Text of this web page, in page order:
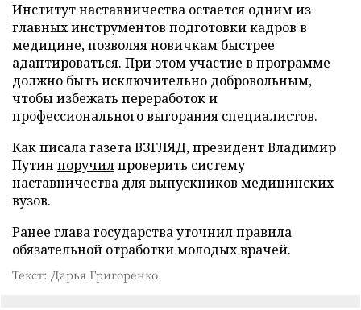
Институт наставничества остается одним из
главных инструментов подготовки кадров в
медицине, позволяя новичкам быстрее
адаптироваться. При этом участие в программе
должно быть исключительно добровольным,
чтобы избежать переработок и
профессионального выгорания специалистов.
Как писала газета ВЗГЛЯД, президент Владимир
Путин поручилпроверить систему
наставничества для выпускников медицинских
вузов.
Ранее глава государствауточнилправила
обязательной отработки молодых врачей.
Текст: Дарья Григоренко